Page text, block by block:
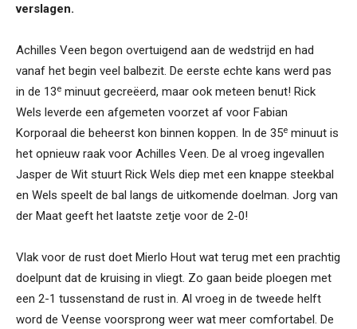
verslagen.
Achilles Veen begon overtuigend aan de wedstrijd en had
vanaf het begin veel balbezit. De eerste echte kans werd pas
in de 13e minuut gecreëerd, maar ook meteen benut! Rick
Wels leverde een afgemeten voorzet af voor Fabian
Korporaal die beheerst kon binnen koppen. In de 35e minuut is
het opnieuw raak voor Achilles Veen. De al vroeg ingevallen
Jasper de Wit stuurt Rick Wels diep met een knappe steekbal
en Wels speelt de bal langs de uitkomende doelman. Jorg van
der Maat geeft het laatste zetje voor de 2-0!
Vlak voor de rust doet Mierlo Hout wat terug met een prachtig
doelpunt dat de kruising in vliegt. Zo gaan beide ploegen met
een 2-1 tussenstand de rust in. Al vroeg in de tweede helft
word de Veense voorsprong weer wat meer comfortabel. De